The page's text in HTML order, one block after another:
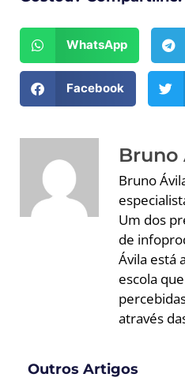
WhatsApp
Facebook
Bruno
Bruno
Um dos
de
Ávila está
escola
através
Outros Artigos